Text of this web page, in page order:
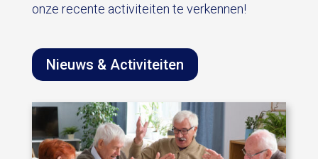
onze recente activiteiten te verkennen!
Nieuws & Activiteiten